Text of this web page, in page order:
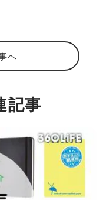
へ
記事